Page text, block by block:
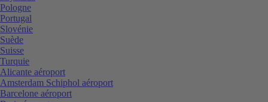
Pologne
Portugal
Slovénie
Suède
Suisse
Turquie
Alicante aéroport
Amsterdam Schiphol aéroport
Barcelone aéroport